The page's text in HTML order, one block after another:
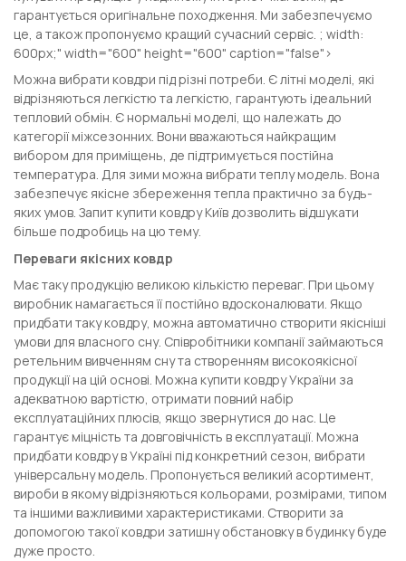
гарантується оригінальне походження. Ми забезпечуємо
це, а також пропонуємо кращий сучасний сервіс. ; width:
600px;" width="600" height="600" caption="false">
Можна вибрати ковдри під різні потреби. Є літні моделі, які
відрізняються легкістю та легкістю, гарантують ідеальний
тепловий обмін. Є нормальні моделі, що належать до
категорії міжсезонних. Вони вважаються найкращим
вибором для приміщень, де підтримується постійна
температура. Для зими можна вибрати теплу модель. Вона
забезпечує якісне збереження тепла практично за будь-
яких умов. Запит купити ковдру Київ дозволить відшукати
більше подробиць на цю тему.
Переваги якісних ковдр
Має таку продукцію великою кількістю переваг. При цьому
виробник намагається її постійно вдосконалювати. Якщо
придбати таку ковдру, можна автоматично створити якісніші
умови для власного сну. Співробітники компанії займаються
ретельним вивченням сну та створенням високоякісної
продукції на цій основі. Можна купити ковдру України за
адекватною вартістю, отримати повний набір
експлуатаційних плюсів, якщо звернутися до нас. Це
гарантує міцність та довговічність в експлуатації. Можна
придбати ковдру в Україні під конкретний сезон, вибрати
універсальну модель. Пропонується великий асортимент,
вироби в якому відрізняються кольорами, розмірами, типом
та іншими важливими характеристиками. Створити за
допомогою такої ковдри затишну обстановку в будинку буде
дуже просто.